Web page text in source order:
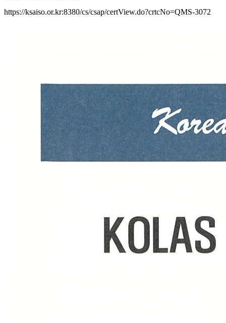
https://ksaiso.or.kr:8380/cs/csap/certView.do?crtcNo=QMS-3072